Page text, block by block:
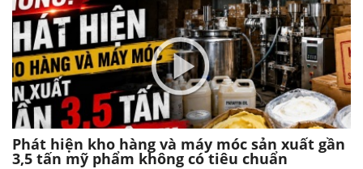
Phát hiện kho hàng và máy móc sản xuất gần
3,5 tấn mỹ phẩm không có tiêu chuẩn